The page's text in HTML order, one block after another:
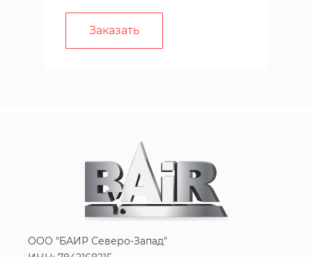
Заказать
ООО "БАИР Северо-Запад"